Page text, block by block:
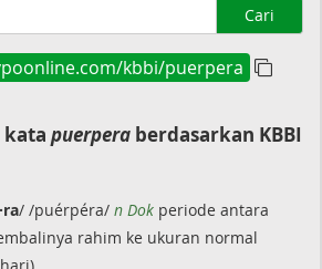
Cari
kbbi/puerpera
kata puerpera berdasarkan KBBI
/ /puérpéra/ n Dok periode antara
rahim ke ukuran normal